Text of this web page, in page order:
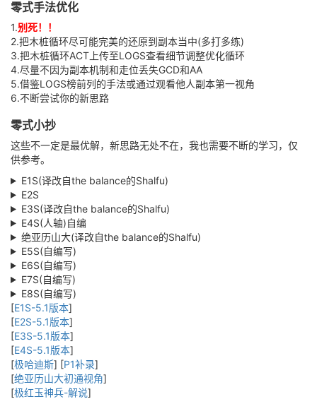
零式手法优化
1.别死！！
2.把木桩循环尽可能完美的还原到副本当中(多打多练)
3.把木桩循环ACT上传至LOGS查看细节调整优化循环
4.尽量不因为副本机制和走位丢失GCD和AA
5.借鉴LOGS榜前列的手法或通过观看他人副本第一视角
6.不断尝试你的新思路
零式小抄
这些不一定是最优解，新思路无处不在，我也需要不断的学习，仅
供参考。
E1S(译改自the balance的Shalfu)
E2S
E3S(译改自the balance的Shalfu)
E4S(人轴)自编
绝亚历山大(译改自the balance的Shalfu)
E5S(自编写)
E6S(自编写)
E7S(自编写)
E8S(自编写)
[E1S-5.1版本]
[E2S-5.1版本]
[E3S-5.1版本]
[E4S-5.1版本]
[极哈迪斯] [P1补录]
[绝亚历山大初通视角]
[极红玉神兵-解说]